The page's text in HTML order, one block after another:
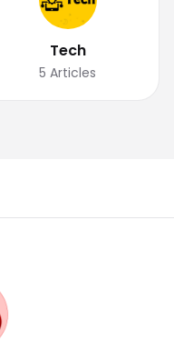
Tech
5 Articles